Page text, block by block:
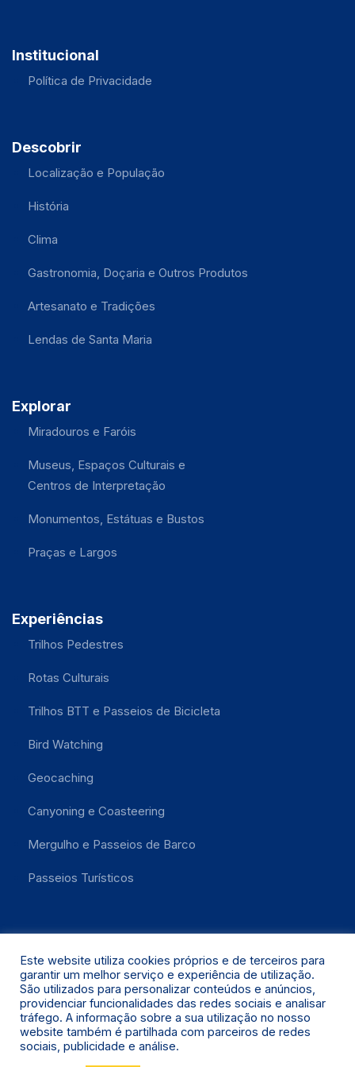
Institucional
Política de Privacidade
Descobrir
Localização e População
História
Clima
Gastronomia, Doçaria e Outros Produtos
Artesanato e Tradições
Lendas de Santa Maria
Explorar
Miradouros e Faróis
Museus, Espaços Culturais e
Centros de Interpretação
Monumentos, Estátuas e Bustos
Praças e Largos
Experiências
Trilhos Pedestres
Rotas Culturais
Trilhos BTT e Passeios de Bicicleta
Bird Watching
Geocaching
Canyoning e Coasteering
Mergulho e Passeios de Barco
Passeios Turísticos
Santa Maria 2021 © Todos os Direitos Reservados.
Este website utiliza cookies próprios e de terceiros para
garantir um melhor serviço e experiência de utilização.
São utilizados para personalizar conteúdos e anúncios,
providenciar funcionalidades das redes sociais e analisar
tráfego. A informação sobre a sua utilização no nosso
website também é partilhada com parceiros de redes
sociais, publicidade e análise.